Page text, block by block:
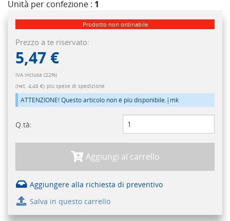
Unità per confezione : 1
Prodotto non ordinabile
Prezzo a te riservato:
5,47 €
IVA inclusa (22%)
(net. 4,48 €) più spese di spedizione
ATTENZIONE! Questo articolo non è più disponibile.|mk
Q.tà:
Aggiungi al carrello
Aggiungere alla richiesta di preventivo
Salva in questo carrello